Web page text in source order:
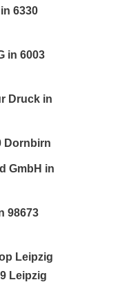
6330
in 6003
Druck in
Dornbirn
GmbH in
98673
Leipzig
Leipzig